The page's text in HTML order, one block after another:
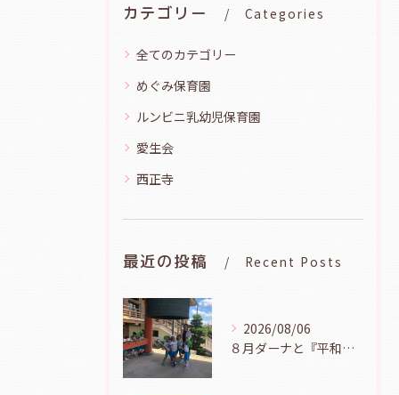
カテゴリー Categories
全てのカテゴリー
めぐみ保育園
ルンビニ乳幼児保育園
愛生会
西正寺
最近の投稿 Recent Posts
2026/08/06
８月ダーナと『平和の鐘を鳴らそう』（幼児組、８月６日）